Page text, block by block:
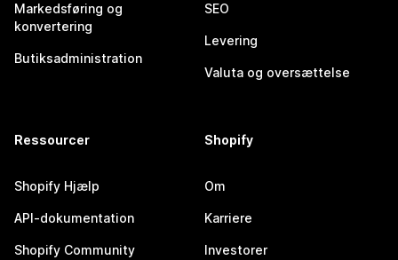
Markedsføring og
konvertering
Butiksadministration
SEO
Levering
Valuta og oversættelse
Ressourcer
Shopify Hjælp
API-dokumentation
Shopify Community
Shopify
Om
Karriere
Investorer